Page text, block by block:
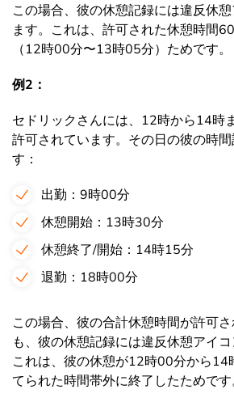
この場合、彼の休憩記録には違反休
ます。これは、許可された休憩時間
（12時00分〜13時05分）ためです。
例2：
セドリックさんには、12時から14時
許可されています。その日の彼の時
す：
出勤：9時00分
休憩開始：13時30分
休憩終了/開始：14時15分
退勤：18時00分
この場合、彼の合計休憩時間が許可
も、彼の休憩記録には違反休憩アイコ
これは、彼の休憩が12時00分から14
てられた時間帯外に終了したためです